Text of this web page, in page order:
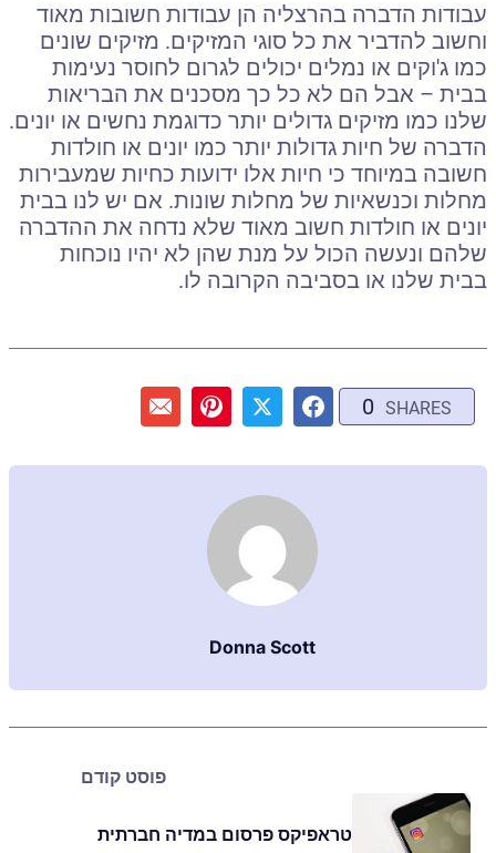
עבודות הדברה בהרצליה הן עבודות חשובות מאוד
וחשוב להדביר את כל סוגי המזיקים. מזיקים שונים
כמו ג'וקים או נמלים יכולים לגרום לחוסר נעימות
בבית – אבל הם לא כל כך מסכנים את הבריאות
שלנו כמו מזיקים גדולים יותר כדוגמת נחשים או יונים.
הדברה של חיות גדולות יותר כמו יונים או חולדות
חשובה במיוחד כי חיות אלו ידועות כחיות שמעבירות
מחלות וכנשאיות של מחלות שונות. אם יש לנו בבית
יונים או חולדות חשוב מאוד שלא נדחה את ההדברה
שלהם ונעשה הכול על מנת שהן לא יהיו נוכחות
בבית שלנו או בסביבה הקרובה לו.
0 SHARES
Donna Scott
פוסט קודם
טראפיקס פרסום במדיה חברתית